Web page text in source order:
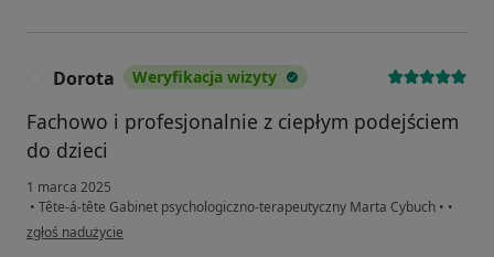
Dorota Weryfikacja wizyty
Fachowo i profesjonalnie z ciepłym podejściem
do dzieci
1 marca 2025
• Tête-á-tête Gabinet psychologiczno-terapeutyczny Marta Cybuch • •
w opinii użytkownika Dorota
zgłoś nadużycie